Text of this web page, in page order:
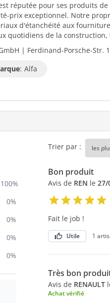
réputée pour ses produits
prix exceptionnel. Notre
d'étanchéité aux
quotidiens de la
| Ferdinand-Porsche-Str.
: Alfa
100%
0%
0%
0%
0%
Trier par :
Bon produit
Avis de REN le 27/
Fait le job !
Utile 1
Très bon
Avis de RENAULT
Achat vérifié